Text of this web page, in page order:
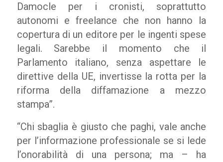
Damocle per i cronisti, soprattutto
autonomi e freelance che non hanno la
copertura di un editore per le ingenti spese
legali. Sarebbe il momento che il
Parlamento italiano, senza aspettare le
direttive della UE, invertisse la rotta per la
riforma della diffamazione a mezzo
stampa”.
“Chi sbaglia è giusto che paghi, vale anche
per l’informazione professionale se si lede
l’onorabilità di una persona; ma – ha